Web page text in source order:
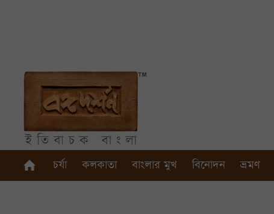
চর্যা কলকাতা বাংলার মুখ বিনোদন ভ্রমণ